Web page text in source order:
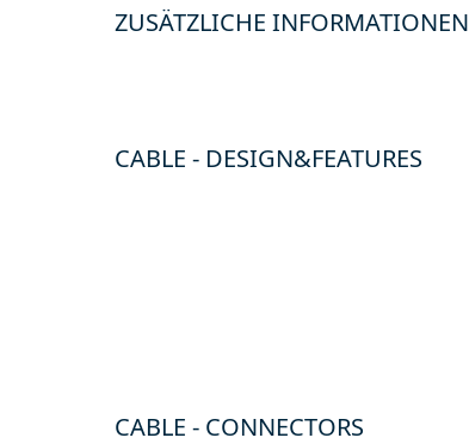
ZUSÄTZLICHE INFORMATIONEN
CABLE - DESIGN&FEATURES
CABLE - CONNECTORS